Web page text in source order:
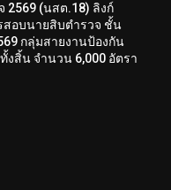
2569 (นสต.18) ลิงก์
สอบนายสิบตำรวจ ชั้น
กลุ่มสายงานป้องกัน
งสิ้น จำนวน 6,000 อัตรา